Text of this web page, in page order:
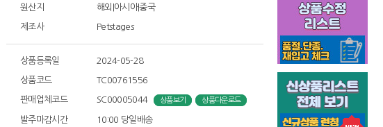
원산지 해외|아시아|중국
제조사 Petstages
상품등록일 2024-05-28
상품코드 TC00761556
판매업체코드 SC00005044 상품보기 상품다운로드
발주마감시간 10:00 당일배송